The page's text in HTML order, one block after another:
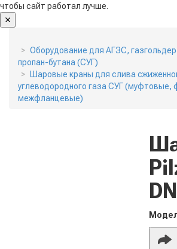
чтобы сайт работал лучше.
Оборудование для АГЗС,
пропан-бутана (СУГ)
Шаровые краны для слива
углеводородного газа СУГ (муфтовые,
межфланцевые)